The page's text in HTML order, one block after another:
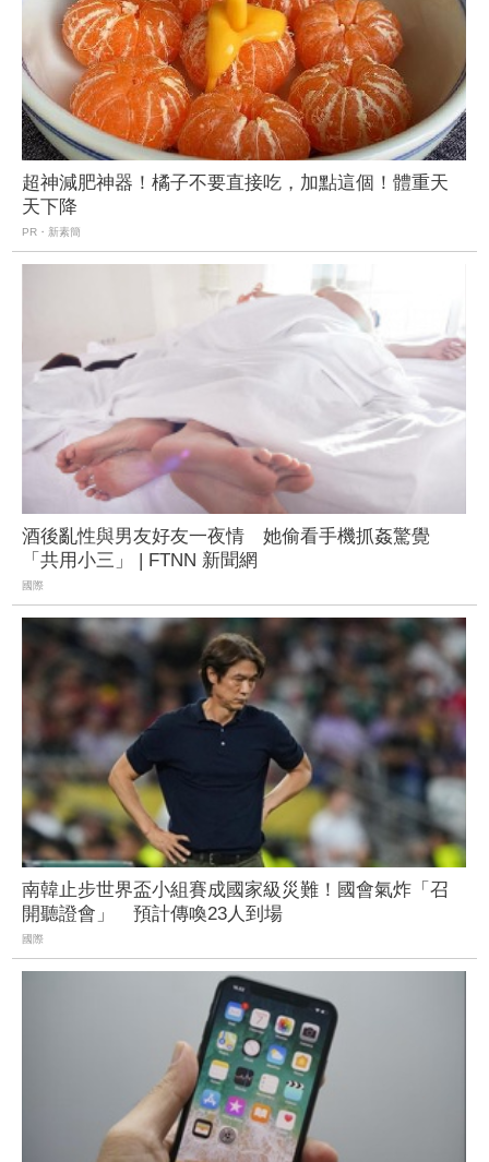
超神減肥神器！橘子不要直接吃，加點這個！體重天
天下降
PR・新素簡
酒後亂性與男友好友一夜情 她偷看手機抓姦驚覺
「共用小三」 | FTNN 新聞網
國際
南韓止步世界盃小組賽成國家級災難！國會氣炸「召
開聽證會」 預計傳喚23人到場
國際